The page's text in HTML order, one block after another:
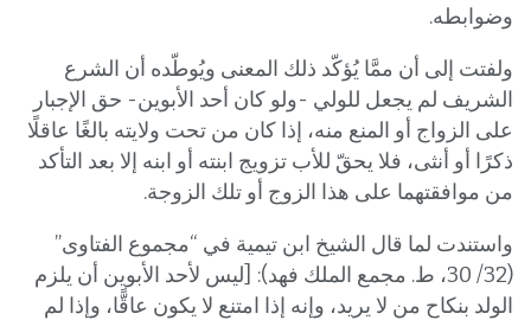
وضوابطه.
ولفتت إلى أن ممَّا يُؤكّد ذلك المعنى ويُوطّده أن الشرع
الشريف لم يجعل للولي -ولو كان أحد الأبوين- حق الإجبار
على الزواج أو المنع منه، إذا كان من تحت ولايته بالغًا عاقلًا
ذكرًا أو أنثى، فلا يحقّ للأب تزويج ابنته أو ابنه إلا بعد التأكد
من موافقتهما على هذا الزوج أو تلك الزوجة.
واستندت لما قال الشيخ ابن تيمية في “مجموع الفتاوى”
(32/ 30، ط. مجمع الملك فهد): [ليس لأحد الأبوين أن يلزم
الولد بنكاح من لا يريد، وإنه إذا امتنع لا يكون عاقًّا، وإذا لم